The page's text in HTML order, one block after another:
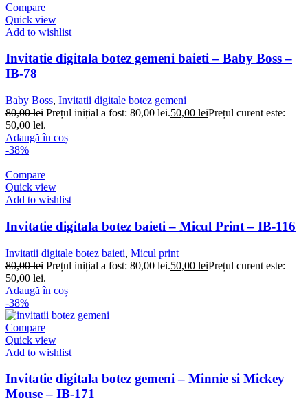
Compare
Quick view
Add to wishlist
Invitatie digitala botez gemeni baieti – Baby Boss –
IB-78
Baby Boss, Invitatii digitale botez gemeni
80,00lei Prețul inițial a fost: 80,00 lei.50,00 leiPrețul curent este:
50,00 lei.
Adaugă în coș
-38%
Compare
Quick view
Add to wishlist
Invitatie digitala botez baieti – Micul Print – IB-116
Invitatii digitale botez baieti, Micul print
80,00lei Prețul inițial a fost: 80,00 lei.50,00 leiPrețul curent este:
50,00 lei.
Adaugă în coș
-38%
Compare
Quick view
Add to wishlist
Invitatie digitala botez gemeni – Minnie si Mickey
Mouse – IB-171